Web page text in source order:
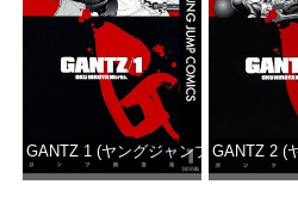
GANTZ 1 (ヤングジャンプコミックス
GANTZ 2 (